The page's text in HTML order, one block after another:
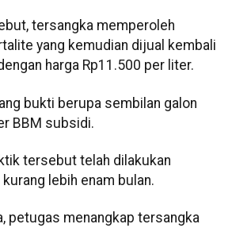
tersangka memperoleh
yang kemudian dijual kembali
harga Rp11.500 per liter.
bukti berupa sembilan galon
BBM subsidi.
tersebut telah dilakukan
lebih enam bulan.
petugas menangkap tersangka